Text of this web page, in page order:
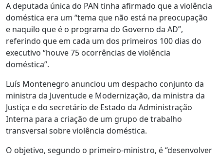
A deputada única do PAN tinha afirmado que a violência
doméstica era um “tema que não está na preocupação
e naquilo que é o programa do Governo da AD”,
referindo que em cada um dos primeiros 100 dias do
executivo “houve 75 ocorrências de violência
doméstica”.
Luís Montenegro anunciou um despacho conjunto da
ministra da Juventude e Modernização, da ministra da
Justiça e do secretário de Estado da Administração
Interna para a criação de um grupo de trabalho
transversal sobre violência doméstica.
O objetivo, segundo o primeiro-ministro, é “desenvolver